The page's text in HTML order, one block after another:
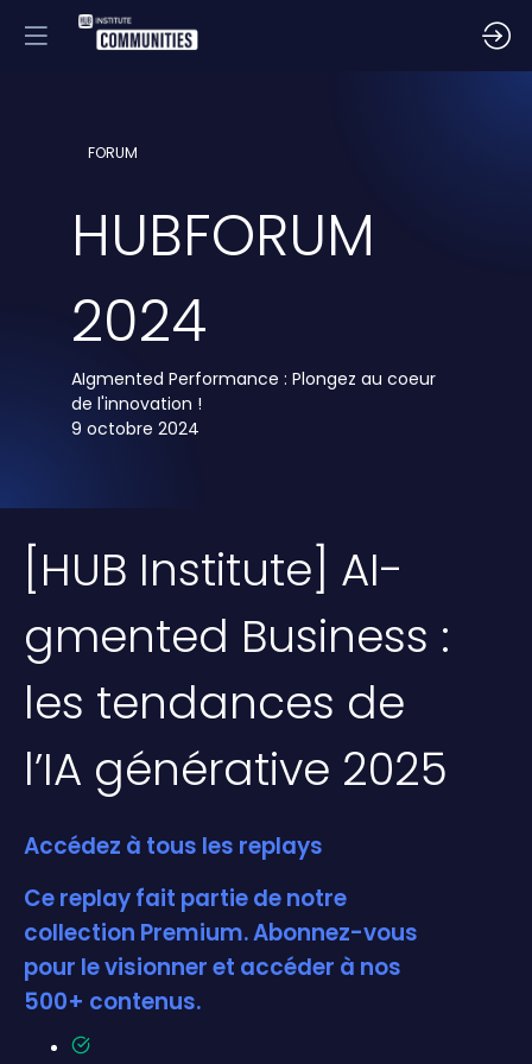
FORUM
HUBFORUM
2024
AIgmented Performance : Plongez au coeur
de l'innovation !
9 octobre 2024
[HUB Institute] AI-
gmented Business :
les tendances de
l’IA générative 2025
Accédez à tous les replays
Ce replay fait partie de notre
collection Premium. Abonnez-vous
pour le visionner et accéder à nos
500+ contenus.